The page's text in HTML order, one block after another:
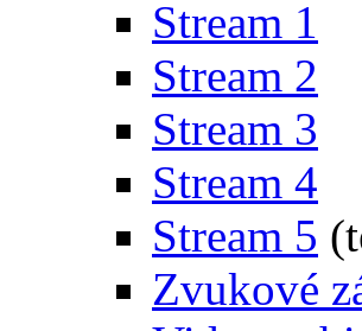
Stream 1
Stream 2
Stream 3
Stream 4
Stream 5
Zvukové